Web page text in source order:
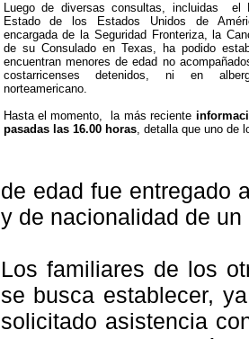
Luego de diversas consultas, incluidas el
Estado de los Estados Unidos de
encargada de la Seguridad Fronteriza, la
de su Consulado en Texas, ha podido
encuentran menores de edad no
costarricenses detenidos, ni en
norteamericano.
Hasta el momento, la más reciente
pasadas las 16.00 horas, detalla que uno de
de edad fue entregado
y de nacionalidad de
Los familiares de los
se busca establecer,
solicitado asistencia